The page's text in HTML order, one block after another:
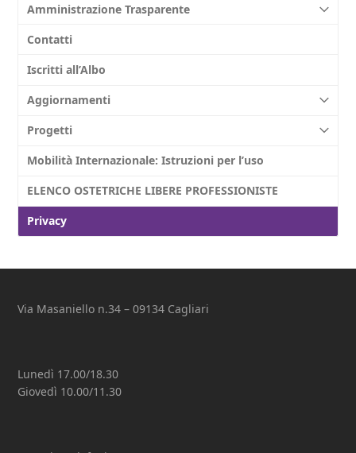
Amministrazione Trasparente
Contatti
Iscritti all’Albo
Aggiornamenti
Progetti
Mobilità Internazionale: Istruzioni per l’uso
ELENCO OSTETRICHE LIBERE PROFESSIONISTE
Privacy
Via Masaniello n.34 – 09134 Cagliari
Lunedì 17.00/18.30
Giovedì 10.00/11.30